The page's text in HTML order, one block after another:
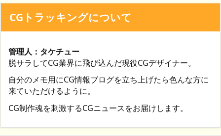
CGトラッキングについて
管理人：タケチュー
脱サラしてCG業界に飛び込んだ現役CGデザイナー。
自分のメモ用にCG情報ブログを立ち上げたら色んな方に
来ていただけるように。
CG制作魂を刺激するCGニュースをお届けします。